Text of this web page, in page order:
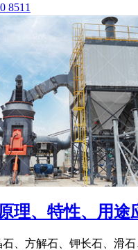
8511
理、特性、用途
、方解石、钾长石、滑